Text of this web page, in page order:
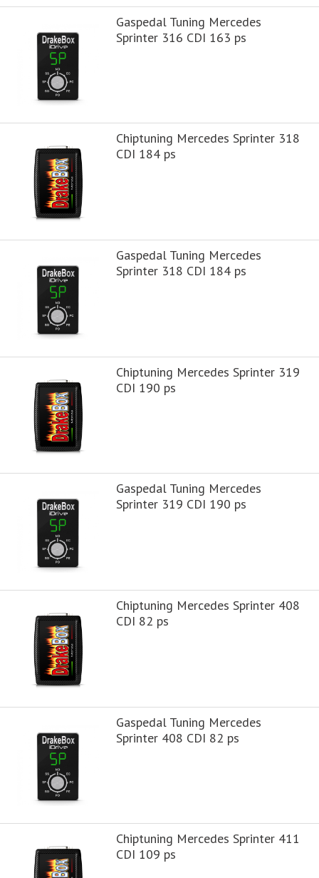
Gaspedal Tuning Mercedes
Sprinter 316 CDI 163 ps
Chiptuning Mercedes Sprinter 318
CDI 184 ps
Gaspedal Tuning Mercedes
Sprinter 318 CDI 184 ps
Chiptuning Mercedes Sprinter 319
CDI 190 ps
Gaspedal Tuning Mercedes
Sprinter 319 CDI 190 ps
Chiptuning Mercedes Sprinter 408
CDI 82 ps
Gaspedal Tuning Mercedes
Sprinter 408 CDI 82 ps
Chiptuning Mercedes Sprinter 411
CDI 109 ps